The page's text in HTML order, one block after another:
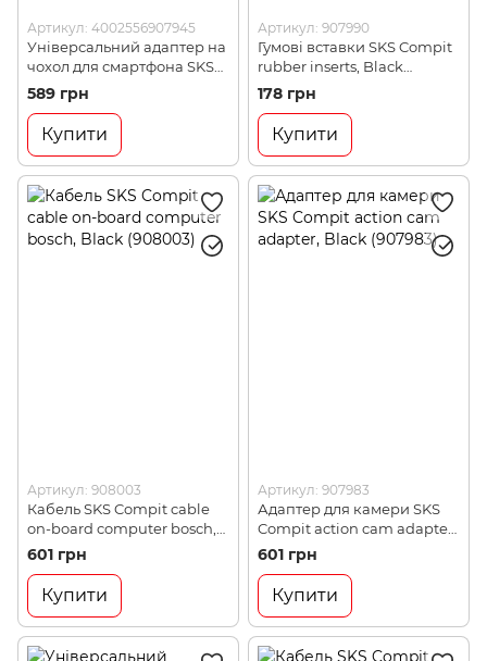
Артикул: 4002556907945
Універсальний адаптер на
чохол для смартфона SKS
COMPIT (SKS 907945)
589 грн
Купити
Артикул: 907990
Гумові вставки SKS Compit
rubber inserts, Black
(907990)
178 грн
Купити
Артикул: 908003
Кабель SKS Compit cable
on-board computer bosch,
Black (908003)
601 грн
Купити
Артикул: 907983
Адаптер для камери SKS
Compit action cam adapter,
Black (907983)
601 грн
Купити